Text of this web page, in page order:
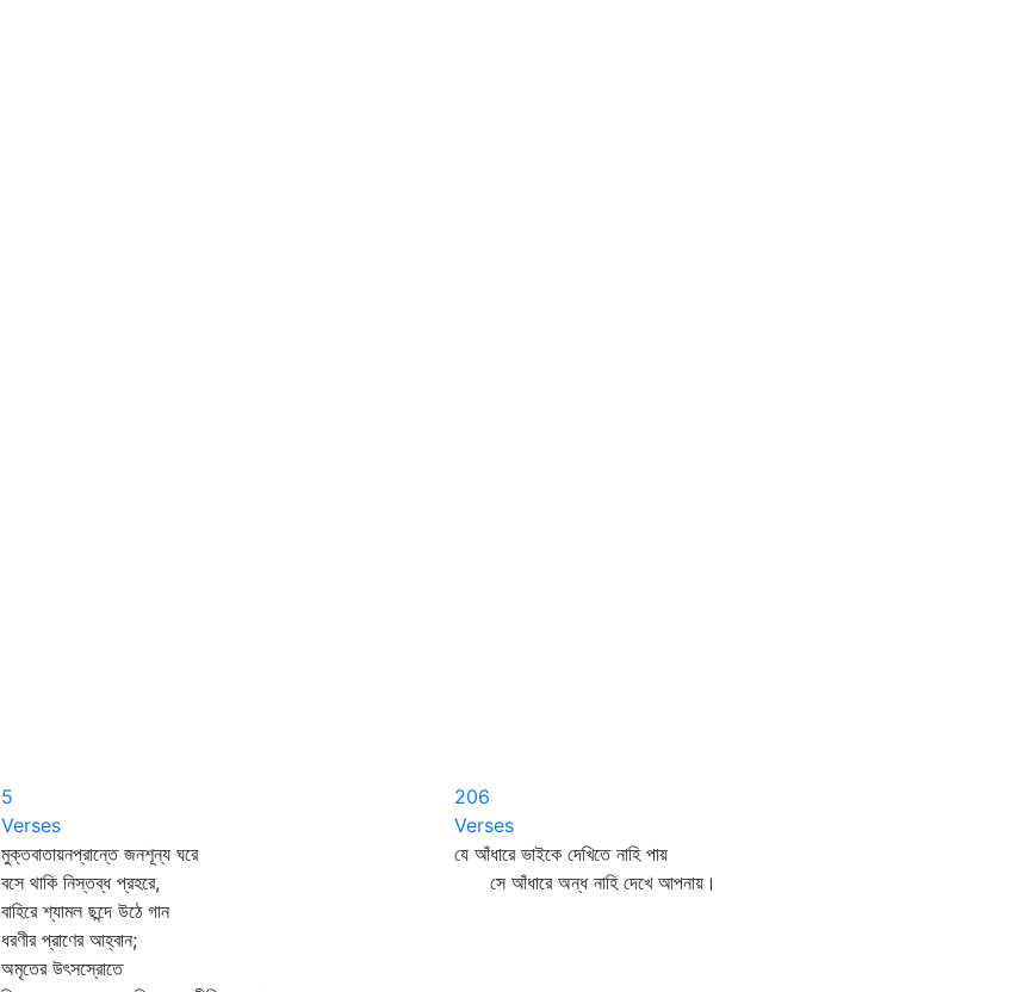
5
Verses
মুক্তবাতায়নপ্রান্তে জনশূন্য ঘরে
বসে থাকি নিস্তব্ধ প্রহরে,
বাহিরে শ্যামল ছন্দে উঠে গান
ধরণীর প্রাণের আহ্বান;
অমৃতের উৎসস্রোতে
206
Verses
যে আঁধারে ভাইকে দেখিতে নাহি পায়
সে আঁধারে অন্ধ নাহি দেখে আপনায়।